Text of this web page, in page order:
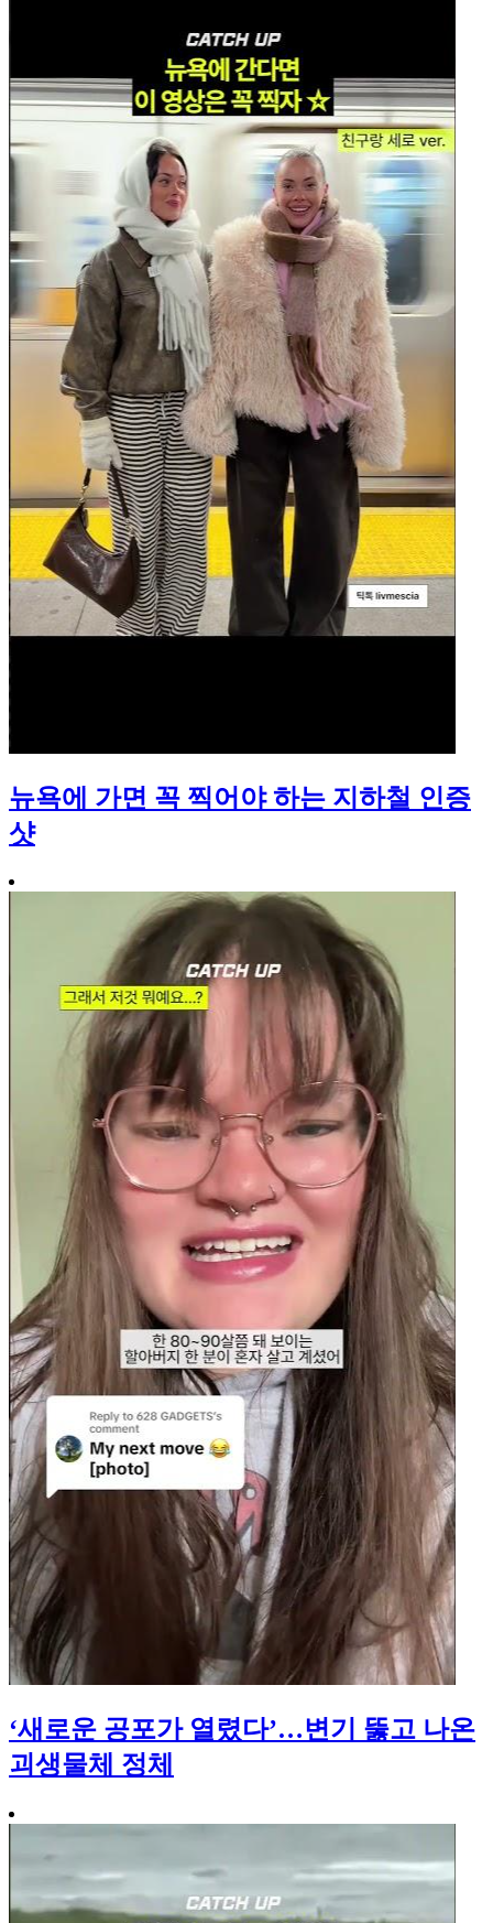
뉴욕에 가면 꼭 찍어야 하는 지하철 인증
샷
‘새로운 공포가 열렸다’…변기 뚫고 나온
괴생물체 정체